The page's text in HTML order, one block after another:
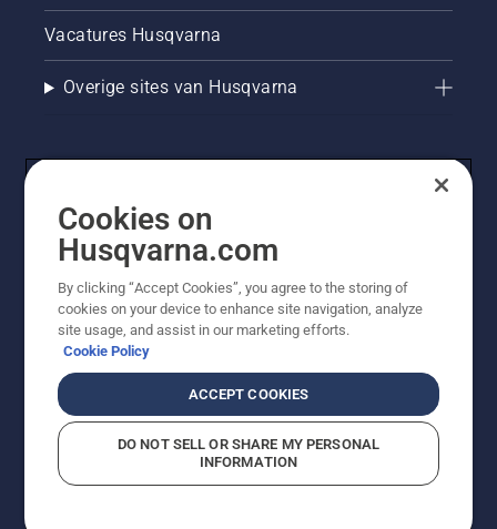
Vacatures Husqvarna
Overige sites van Husqvarna
© Husqvarna AB (publ). Alle rechten voorbehouden. De
getoonde prijzen zijn consumentenadviesprijzen. Alle
vermelde prijzen zijn adviesverkoopprijzen (incl. BTW),
tenzij het product beschikbaar is voor directe aankoop.
Cookiebeleid
Imprint
Cookies on
Husqvarna.com
By clicking “Accept Cookies”, you agree to the storing of
cookies on your device to enhance site navigation, analyze
site usage, and assist in our marketing efforts.
Cookie Policy
ACCEPT COOKIES
DO NOT SELL OR SHARE MY PERSONAL
INFORMATION